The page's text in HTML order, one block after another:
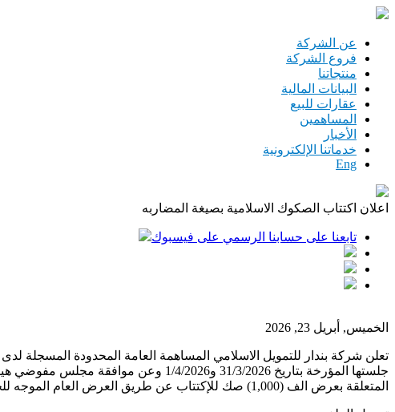
تجاوز إلى المحتوى الرئيسي
عن الشركة
فروع الشركة
منتجاتنا
البيانات المالية
عقارات للبيع
المساهمين
الأخبار
خدماتنا الإلكترونية
Eng
اعلان اكتتاب الصكوك الاسلامية بصيغة المضاربه
تابعنا على حسابنا الرسمي على فيسبوك
الخميس, أبريل 23, 2026
المتعلقة بعرض الف (1,000) صك للإكتتاب عن طريق العرض العام الموجه للجمهور وبقيمة إجمالية مقدارها عشرة ملايين (10,000,000) دينار أردني وذلك وفقاً لما يلي: